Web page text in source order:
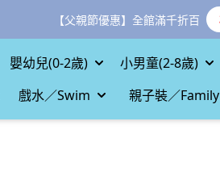
【父親節優惠】全館滿千折百
嬰幼兒(0-2歲) 小男童(2-8歲)
戲水／Swim 親子裝／Family